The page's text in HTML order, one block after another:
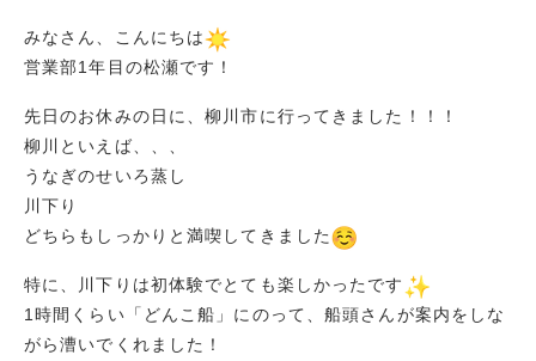
みなさん、こんにちは
営業部1年目の松瀬です！
先日のお休みの日に、柳川市に行ってきました！！！
柳川といえば、、、
うなぎのせいろ蒸し
川下り
どちらもしっかりと満喫してきました
特に、川下りは初体験でとても楽しかったです
1時間くらい「どんこ船」にのって、船頭さんが案内をしな
がら漕いでくれました！